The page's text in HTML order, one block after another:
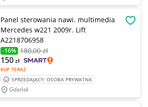
Panel sterowania nawi. multimedia
Mercedes w221 2009r. Lift
A2218706958
-16% 180,00 zł
KUP TERAZ
150zł
SPRZEDAJĄCY: OSOBA PRYWATNA
Gdańsk